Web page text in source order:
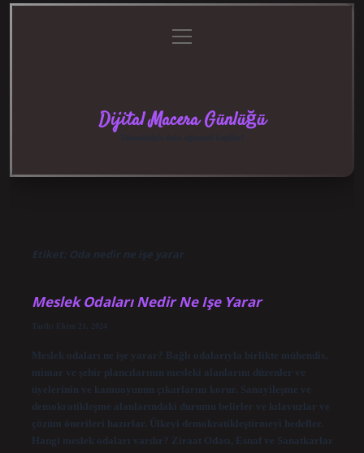
menüyü
aç
Dijital Macera Günlüğü
Etiket: Oda nedir ne işe yarar
Meslek Odaları Nedir Ne Işe Yarar
Tarih: Ekim 21, 2024
Meslek odaları ne işe yarar? Bağlı odalarıyla birlikte mühendis,
mimar ve şehir plancılarının mesleki alanlarını düzenler ve
üyelerinin ve kamuoyunun çıkarlarını korur. Sanayileşme ve
demokratikleşme alanlarındaki durumu belirler ve kılavuzlar ve
çözüm önerileri hazırlar. Ülkeyi demokratikleştirmeyi hedefler.
Hangi meslek odaları vardır? Ziraat Odası, Esnaf ve Sanatkarlar